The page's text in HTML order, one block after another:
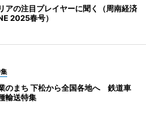
アの注目プレイヤーに聞く（周南経済
2025春号）
のまち 下松から全国各地へ 鉄道車
輸送特集